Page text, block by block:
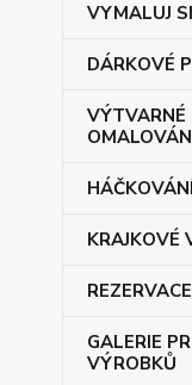
VYMALUJ
DÁRKOVÉ
VÝTVARNÉ
HÁČKOVÁNÍ
KRAJKOVÉ
REZERVACE
GALERIE
VÝROBKŮ